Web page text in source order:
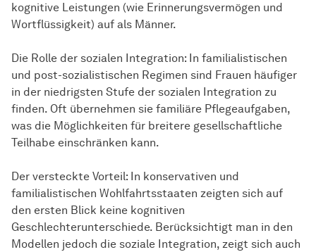
kognitive Leistungen (wie Erinnerungsvermögen und
Wortflüssigkeit) auf als Männer.
Die Rolle der sozialen Integration: In familialistischen
und post-sozialistischen Regimen sind Frauen häufiger
in der niedrigsten Stufe der sozialen Integration zu
finden. Oft übernehmen sie familiäre Pflegeaufgaben,
was die Möglichkeiten für breitere gesellschaftliche
Teilhabe einschränken kann.
Der versteckte Vorteil: In konservativen und
familialistischen Wohlfahrtsstaaten zeigten sich auf
den ersten Blick keine kognitiven
Geschlechterunterschiede. Berücksichtigt man in den
Modellen jedoch die soziale Integration, zeigt sich auch